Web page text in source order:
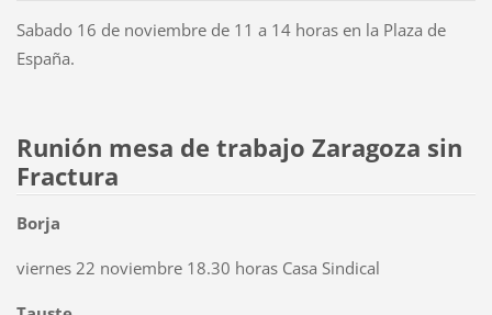
Sabado 16 de noviembre de 11 a 14 horas en la Plaza de
España.
Runión mesa de trabajo Zaragoza sin
Fractura
Borja
viernes 22 noviembre 18.30 horas Casa Sindical